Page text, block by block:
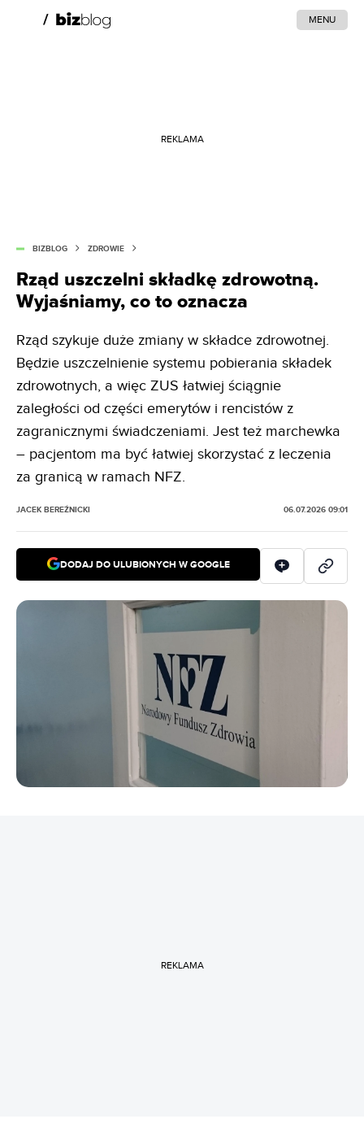
MENU
REKLAMA
BIZBLOG ZDROWIE
Rząd uszczelni składkę zdrowotną.
Wyjaśniamy, co to oznacza
Rząd szykuje duże zmiany w składce zdrowotnej.
Będzie uszczelnienie systemu pobierania składek
zdrowotnych, a więc ZUS łatwiej ściągnie
zaległości od części emerytów i rencistów z
zagranicznymi świadczeniami. Jest też marchewka
– pacjentom ma być łatwiej skorzystać z leczenia
za granicą w ramach NFZ.
JACEK BEREŹNICKI 06.07.2026 09:01
DODAJ DO ULUBIONYCH W GOOGLE
REKLAMA